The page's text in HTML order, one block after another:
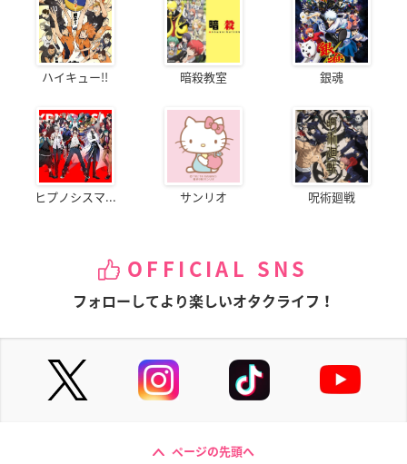
ハイキュー!! 暗殺教室 銀魂
ヒプノシスマ... サンリオ 呪術廻戦
OFFICIAL SNS
フォローしてより楽しいオタクライフ！
ページの先頭へ